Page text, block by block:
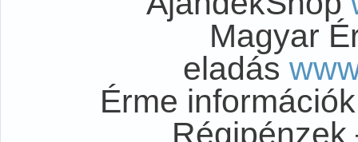
Magyar
eladás
Érme